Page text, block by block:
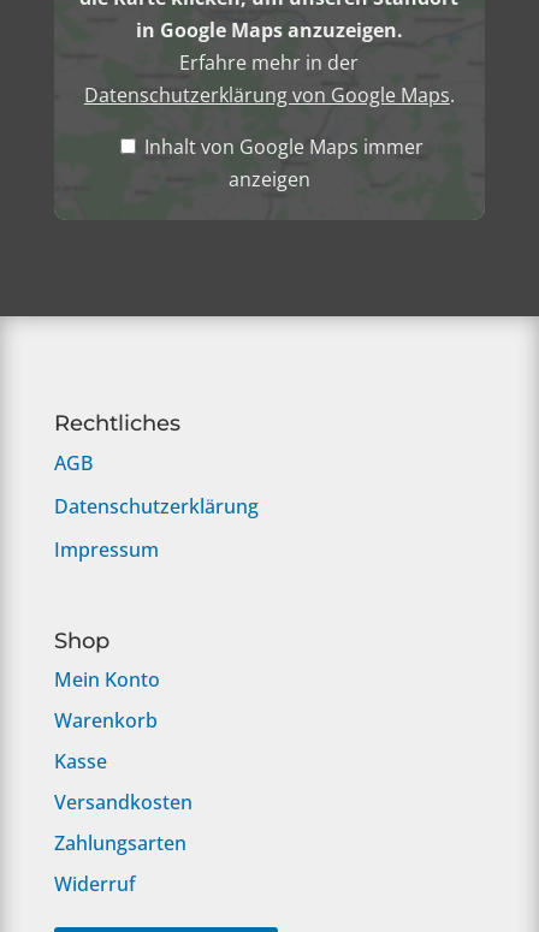
in Google Maps anzuzeigen.
Erfahre mehr in der
Datenschutzerklärung von Google Maps.
Inhalt von Google Maps immer
anzeigen
Rechtliches
AGB
Datenschutzerklärung
Impressum
Shop
Mein Konto
Warenkorb
Kasse
Versandkosten
Zahlungsarten
Widerruf